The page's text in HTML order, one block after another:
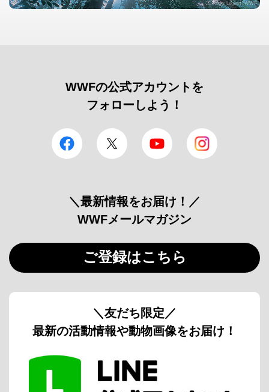
© Roger Leguen / WWF
WWFの公式アカウントを
フォローしよう！
facebook Twitter YouTube
＼最新情報をお届け！／
WWFメールマガジン
ご登録はこちら
＼友だち限定／
最新の活動情報や動物画像をお届け！